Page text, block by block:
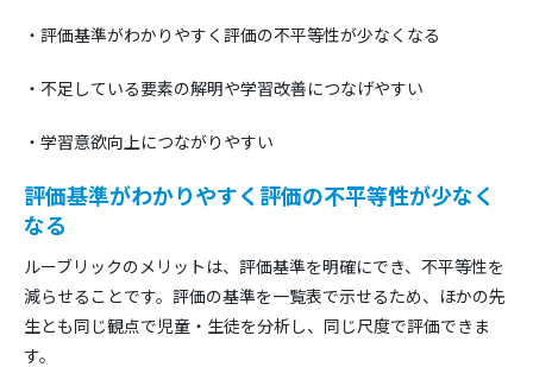
・評価基準がわかりやすく評価の不平等性が少なくなる
・不足している要素の解明や学習改善につなげやすい
・学習意欲向上につながりやすい
評価基準がわかりやすく評価の不平等性が少なく
なる
ルーブリックのメリットは、評価基準を明確にでき、不平等性を
減らせることです。評価の基準を一覧表で示せるため、ほかの先
生とも同じ観点で児童・生徒を分析し、同じ尺度で評価できま
す。